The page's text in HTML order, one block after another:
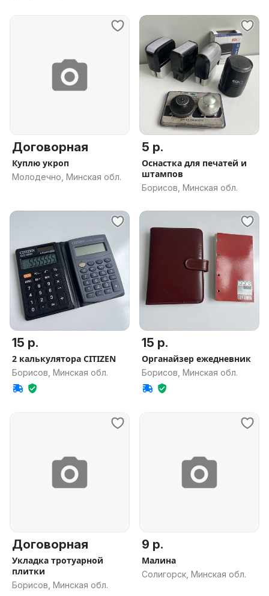
Договорная
Куплю укроп
Молодечно, Минская обл.
5 р.
Оснастка для печатей и
штампов
Борисов, Минская обл.
15 р.
2 калькулятора CITIZEN
Борисов, Минская обл.
15 р.
Органайзер ежедневник
Борисов, Минская обл.
Договорная
Укладка тротуарной
плитки
Борисов, Минская обл.
9 р.
Малина
Солигорск, Минская обл.